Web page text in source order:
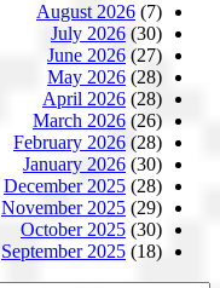
August 2026 (7)
July 2026 (30)
June 2026 (27)
May 2026 (28)
April 2026 (28)
March 2026 (26)
February 2026 (28)
January 2026 (30)
December 2025 (28)
November 2025 (29)
October 2025 (30)
September 2025 (18)